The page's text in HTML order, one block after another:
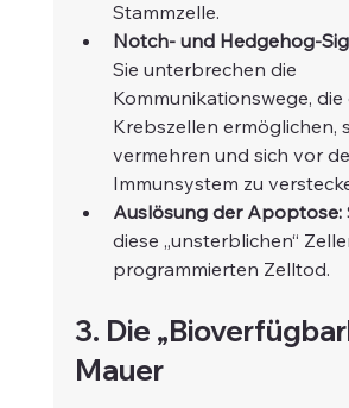
Stammzelle.
Notch- und Hedgehog-
Sie unterbrechen die
Kommunikationswege, die
Krebszellen ermöglichen,
vermehren und sich vor
Immunsystem zu
Auslösung der Apoptose:
diese „unsterblichen“
programmierten Zelltod.
3. Die
Mauer